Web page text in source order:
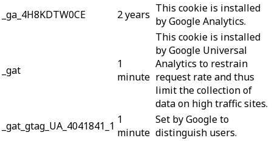
_ga_4H8KDTW0CE
2 years This cookie is installed
by Google Analytics.
_gat
1
minute
This cookie is installed
by Google Universal
Analytics to restrain
request rate and thus
limit the collection of
data on high traffic sites.
_gat_gtag_UA_4041841_1 1
minute
Set by Google to
distinguish users.